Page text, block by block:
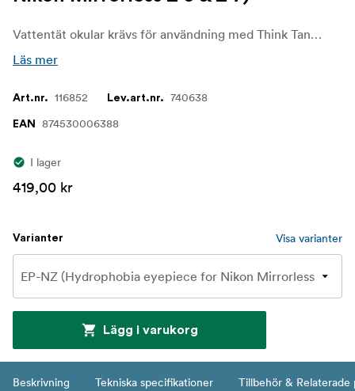
Vattentät okular krävs för användning med Think Tank Photo Hydrophobia regnskydd.
Läs mer
Art.nr. 116852 Lev.art.nr. 740638
EAN 874530006388
I lager
419,00 kr
Varianter Visa varianter
Lägg i varukorg
Beskrivning Tekniska specifikationer Tillbehör & Relaterade